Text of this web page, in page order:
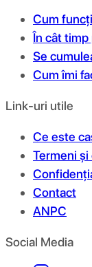
Cum
În cât
Se
Cum îmi
Link-uri utile
Ce este
Termeni
Contact
ANPC
Social Media